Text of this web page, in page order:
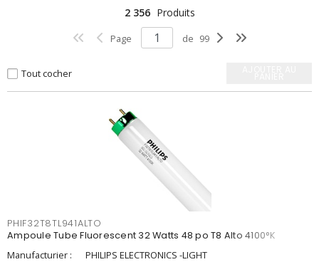
2 356 Produits
Page de 99
Tout cocher
PHIF32T8TL941ALTO
Ampoule Tube Fluorescent 32 Watts 48 po T8 Alto 4100°K
Manufacturier :
PHILIPS ELECTRONICS -LIGHT